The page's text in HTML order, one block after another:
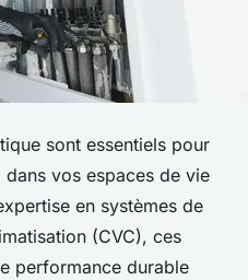
sont essentiels pour
vos espaces de vie
en systèmes de
(CVC), ces
performance durable